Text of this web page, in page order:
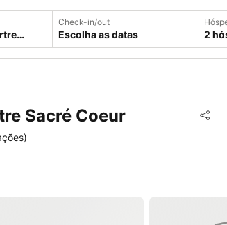
Check-in/out
Escolha as datas 2
Sacré Coeur
)